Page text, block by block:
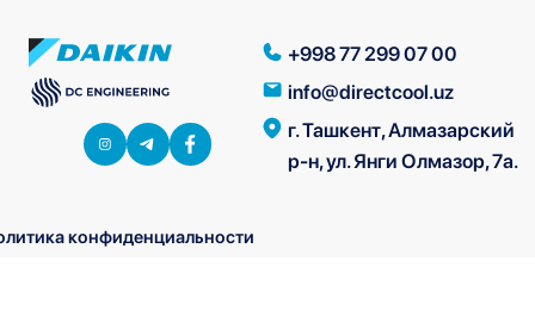
+998 77 299 07 00
info@directcool.uz
г. Ташкент, Алмазарский
р-н, ул. Янги Олмазор, 7а.
конфиденциальности